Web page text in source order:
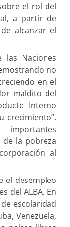
el rol del
a partir de
alcanzar el
las Naciones
no
en el
maldito del
Interno
crecimiento”.
importantes
de la pobreza
al
el desempleo
del ALBA. En
escolaridad
Venezuela,